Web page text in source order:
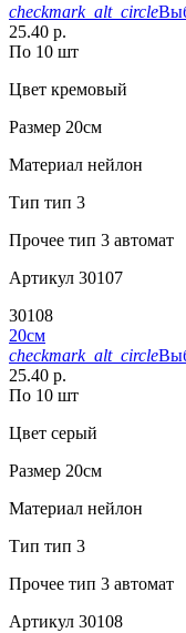
checkmark_alt_circle
25.40 р.
По 10 шт
Цвет кремовый
Размер 20см
Материал нейлон
Тип тип 3
Прочее тип 3 автомат
Артикул 30107
30108
20см
checkmark_alt_circle
25.40 р.
По 10 шт
Цвет серый
Размер 20см
Материал нейлон
Тип тип 3
Прочее тип 3 автомат
Артикул 30108